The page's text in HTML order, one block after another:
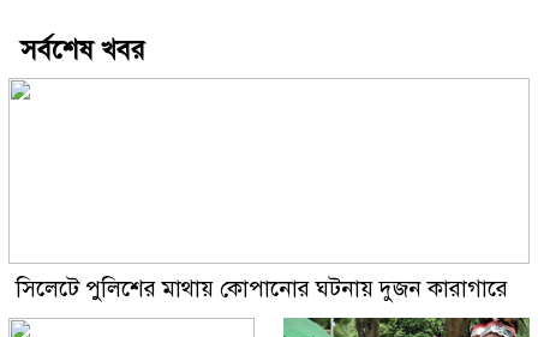
সর্বশেষ খবর
সিলেটে পুলিশের মাথায় কোপানোর ঘটনায় দুজন কারাগারে